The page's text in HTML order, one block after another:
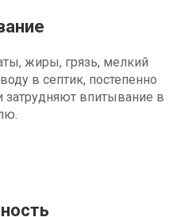
жиры, грязь, мелкий
в септик, постепенно
затрудняют впитывание в